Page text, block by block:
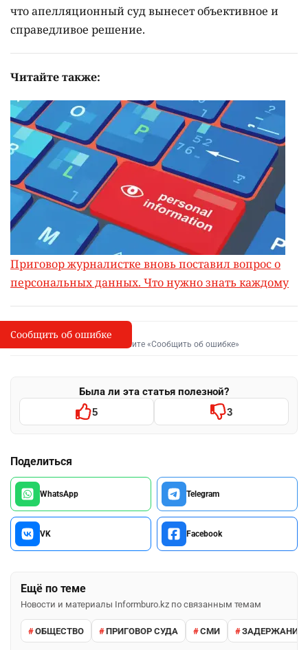
что апелляционный суд вынесет объективное и
справедливое решение.
Читайте также:
Приговор журналистке вновь поставил вопрос о
персональных данных. Что нужно знать каждому
I
Сообщить об опечатке
Выделите фрагмент и нажмите «Сообщить об ошибке»
Была ли эта статья полезной?
5 3
Поделиться
WhatsApp Telegram
VK Facebook
Ещё по теме
Новости и материалы Informburo.kz по связанным темам
ОБЩЕСТВО ПРИГОВОР СУДА СМИ ЗАДЕРЖАНИЕ
Сообщить об ошибке